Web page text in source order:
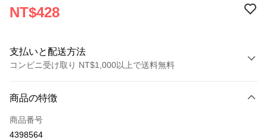
NT$428
支払いと配送方法
コンビニ受け取り NT$1,000以上で送料無料
クレジットカード1回払い
コンビニ店頭代金引換
商品の特徴
商品番号
4398564